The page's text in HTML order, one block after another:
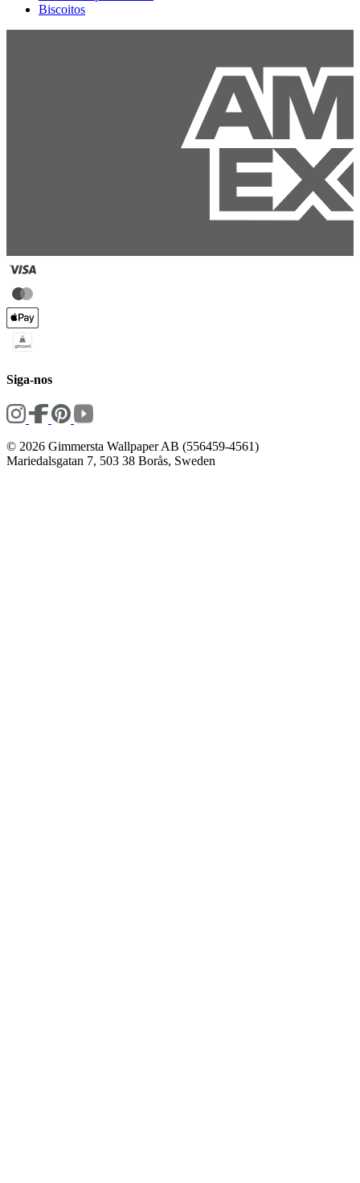
Biscoitos
Siga-nos
© 2026 Gimmersta Wallpaper AB (556459-4561)
Mariedalsgatan 7, 503 38 Borås, Sweden